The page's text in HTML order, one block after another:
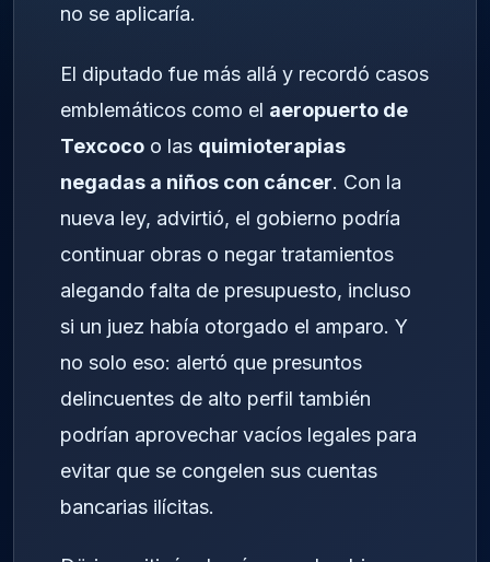
no se aplicaría.
El diputado fue más allá y recordó casos
emblemáticos como el aeropuerto de
Texcoco o las quimioterapias
negadas a niños con cáncer. Con la
nueva ley, advirtió, el gobierno podría
continuar obras o negar tratamientos
alegando falta de presupuesto, incluso
si un juez había otorgado el amparo. Y
no solo eso: alertó que presuntos
delincuentes de alto perfil también
podrían aprovechar vacíos legales para
evitar que se congelen sus cuentas
bancarias ilícitas.